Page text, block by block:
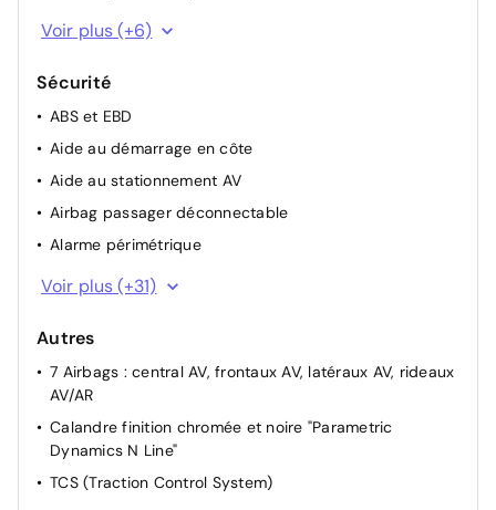
Jantes alliage 19" "N Line"
Passages de roues et bas de caisse couleur
carrosserie
Poignées de portes extérieures ton carroserie
Protections AV/AR grain métal
Rétroviseurs extérieurs noirs brillants
Voir plus (+6)
Sécurité
ABS et EBD
Aide au démarrage en côte
Aide au stationnement AV
Airbag passager déconnectable
Alarme périmétrique
Alerte de circulation transversale AR avec fonction
freinage
Alerte de présence de passager AR avec capteur
Allumage automatique des feux
Caméra de recul avec lignes de guidage dynamiques
Clignotants AV à LED
Connexion Bluetooth
Voir plus (+31)
Autres
7 Airbags : central AV, frontaux AV, latéraux AV, rideaux
AV/AR
Calandre finition chromée et noire "Parametric
Dynamics N Line"
TCS (Traction Control System)